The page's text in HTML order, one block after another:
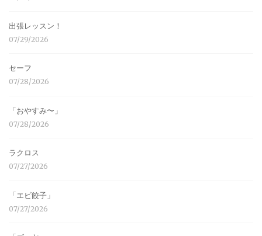
出張レッスン！
07/29/2026
セーフ
07/28/2026
「おやすみ〜」
07/28/2026
ラクロス
07/27/2026
「エビ餃子」
07/27/2026